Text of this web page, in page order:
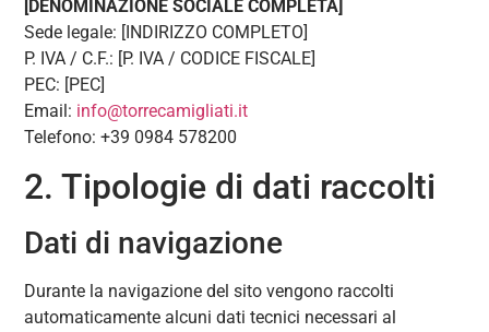
[DENOMINAZIONE SOCIALE COMPLETA]
Sede legale: [INDIRIZZO COMPLETO]
P. IVA / C.F.: [P. IVA / CODICE FISCALE]
PEC: [PEC]
Email: info@torrecamigliati.it
Telefono: +39 0984 578200
2. Tipologie di dati raccolti
Dati di navigazione
Durante la navigazione del sito vengono raccolti
automaticamente alcuni dati tecnici necessari al